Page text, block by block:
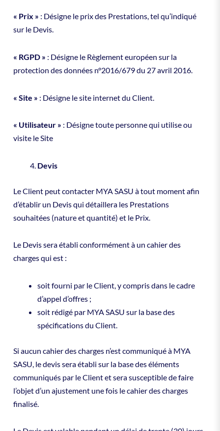
« Prix » : Désigne le prix des Prestations, tel qu’indiqué
sur le Devis.
« RGPD » : Désigne le Règlement européen sur la
protection des données n°2016/679 du 27 avril 2016.
« Site » : Désigne le site internet du Client.
« Utilisateur » : Désigne toute personne qui utilise ou
visite le Site
Devis
Le Client peut contacter MYA SASU à tout moment afin
d’établir un Devis qui détaillera les Prestations
souhaitées (nature et quantité) et le Prix.
Le Devis sera établi conformément à un cahier des
charges qui est :
soit fourni par le Client, y compris dans le cadre
d’appel d’offres ;
soit rédigé par MYA SASU sur la base des
spécifications du Client.
Si aucun cahier des charges n’est communiqué à MYA
SASU, le devis sera établi sur la base des éléments
communiqués par le Client et sera susceptible de faire
l’objet d’un ajustement une fois le cahier des charges
finalisé.